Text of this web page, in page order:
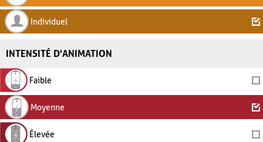
Individuel
INTENSITÉ D'ANIMATION
Faible
Moyenne
Élevée